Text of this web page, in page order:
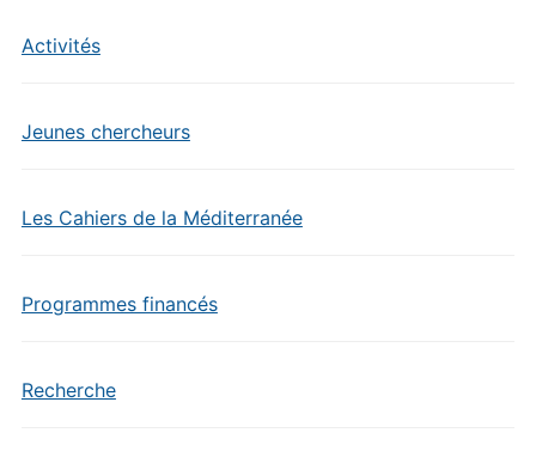
Activités
Jeunes chercheurs
Les Cahiers de la Méditerranée
Programmes financés
Recherche